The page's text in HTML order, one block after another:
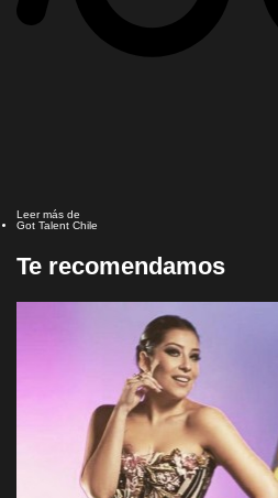
Leer más de
Got Talent Chile
Te recomendamos